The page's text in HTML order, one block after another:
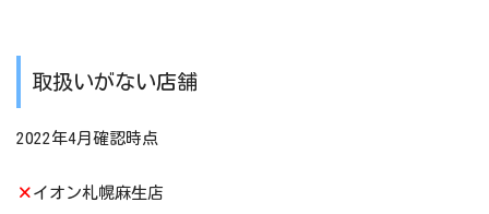
取扱いがない店舗
2022年4月確認時点
× イオン札幌麻生店